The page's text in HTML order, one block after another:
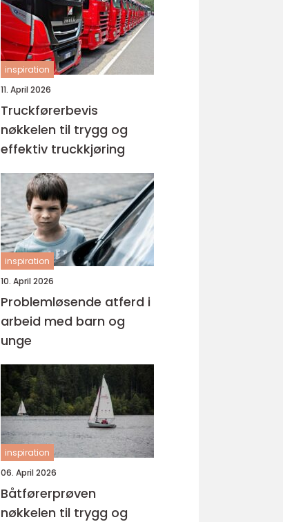
inspiration
11. April 2026
Truckførerbevis
nøkkelen til trygg og
effektiv truckkjøring
inspiration
10. April 2026
Problemløsende atferd i
arbeid med barn og
unge
inspiration
06. April 2026
Båtførerprøven
nøkkelen til trygg og